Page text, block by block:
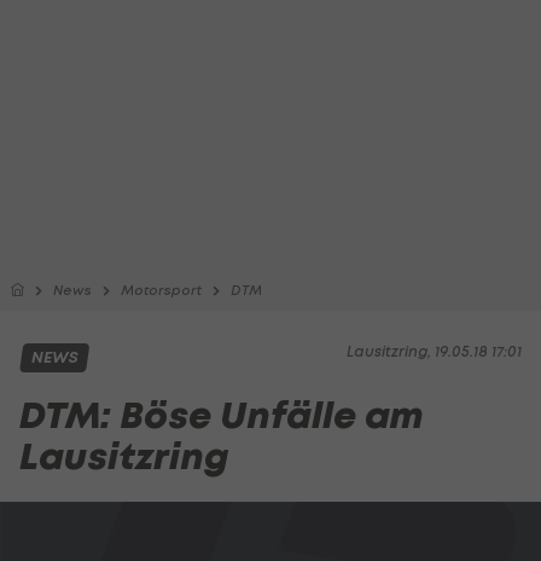
News Motorsport DTM
Lausitzring, 19.05.18 17:01
NEWS
DTM: Böse Unfälle am
Lausitzring